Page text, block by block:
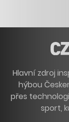
Hlavní zdroj
hýbou
přes
sport,